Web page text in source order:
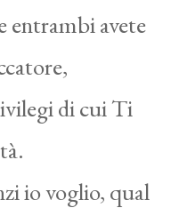
entrambi avete
di cui Ti
io voglio, qual